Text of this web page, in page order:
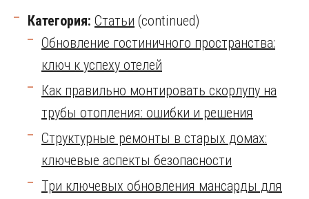
Категория: Статьи (continued)
Обновление гостиничного пространства:
ключ к успеху отелей
Как правильно монтировать скорлупу на
трубы отопления: ошибки и решения
Структурные ремонты в старых домах:
ключевые аспекты безопасности
Три ключевых обновления мансарды для